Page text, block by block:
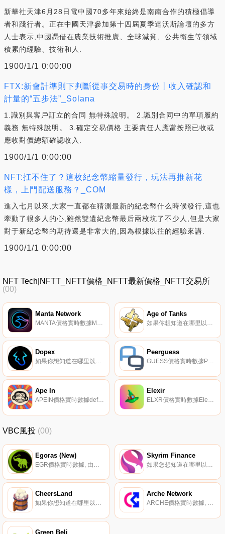
新華社天津6月28日電中國70多年來始終是南南合作的積極倡導
者和踐行者。正在中國天津參加第十四屆夏季達沃斯論壇的多方
人士表示,中國憑借在農業技術推廣、全球減貧、公共衛生等領域
積累的經驗、技術和人.
1900/1/1 0:00:00
FTX:新會計準則下判斷從事交易時的身份丨收入確認和
計量的“五步法”_Solana
1.識別與客戶訂立的合同 無特殊說明。 2.識別合同中的單項履約
義務 無特殊說明。 3.確定交易價格 主要責任人應當按照已收或
應收對價總額確認收入.
1900/1/1 0:00:00
NFT:扛不住了？這枚紀念幣縮量發行，玩法再推新花
樣，上門配送服務？_COM
進入七月以來,大家一直都在猜測最新的紀念幣什么時候發行,這也
牽動了很多人的心,雖然雙遺紀念幣最后兩枚坑了不少人,但是大家
對于新紀念幣的期待還是非常大的,因為根據以往的經驗來講.
1900/1/1 0:00:00
NFT Tech|NFTT_NFTT價格_NFTT最新價格_NFTT交易所
(00)
Manta Network Age of Tanks
Dopex
如果你想知道在哪里以當前價格購買Dopex,目前交易{Dopex]股票的頂級加密貨幣交易所是CoinW、ByDPXt、Bitget、BingX和KuCoin。您可以在我們的加密貨幣交易所頁面上找到其他列表.
Peerguess
GUESS價格實時數據Peerguess（GUESS）是一種加密貨幣,在以太坊平臺上運行。Peerguess目前的供應量為200000000,流通量為60537668。最近已知的Peerguess價格為0.00010377美元,在過去24小時內上漲了2.41美元.
Ape In
APEIN價格實時數據defi與nfts相遇的猿元宇宙。
Elexir
ELXR價格實時數據Elexir是一種高收益的DaaS協議,位于NFT、DaaS和P2E的十字路口。我們的目標：通過游戲化為建立被動收入帶來歡樂。工藝釜。烹飪$ELXR.
VBC風投 (00)
Egoras (New) Skyrim Finance
CheersLand
如果你想知道在哪里以當前價格購買CheersLand,目前交易{CheersLand]股票的頂級加密貨幣交易所是PancakeSwap（V2）。您可以在我們的加密貨幣交易所頁面上找到其他列表.
Arche Network
ARCHE價格實時數據, 什么是二進制Arche Network致力于在Metaverse中構建一個用戶友好的去中心化加密資產商店,采用DPaaS（去中心化協議即服務）服務架構,允許賣家在開放市場的支持下創建IGO/INO和MysteryBox合同.
Green Beli